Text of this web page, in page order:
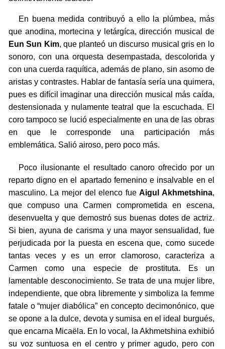
En buena medida contribuyó a ello la plúmbea, más
que anodina, mortecina y letárgíca, dirección musical de
Eun Sun Kim, que planteó un discurso musical gris en lo
sonoro, con una orquesta desempastada, descolorida y
con una cuerda raquítica, además de plano, sin asomo de
aristas y contrastes. Hablar de fantasía sería una quimera,
pues es difícil imaginar una dirección musical más caída,
destensionada y nulamente teatral que la escuchada. El
coro tampoco se lució especialmente en una de las obras
en que le corresponde una participación más
emblemática. Salió airoso, pero poco más.
Poco ilusionante el resultado canoro ofrecido por un
reparto digno en el apartado femenino e insalvable en el
masculino. La mejor del elenco fueAigul Akhmetshina,
que compuso una Carmen comprometida en escena,
desenvuelta y que demostró sus buenas dotes de actriz.
Si bien, ayuna de carisma y una mayor sensualidad, fue
perjudicada por la puesta en escena que, como sucede
tantas veces y es un error clamoroso, caracteriza a
Carmen como una especie de prostituta. Es un
lamentable desconocimiento. Se trata de una mujer libre,
independiente, que obra libremente y simboliza la femme
fatale o “mujer diabólica” en concepto decimonónico, que
se opone a la dulce, devota y sumisa en el ideal burgués,
que encarna Micaëla. En lo vocal, la Akhmetshina exhibió
su voz suntuosa en el centro y primer agudo, pero con